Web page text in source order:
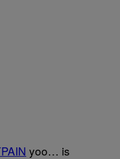
yoo… is